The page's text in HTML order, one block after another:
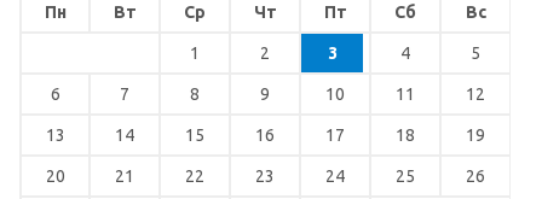
Пн Вт Ср Чт Пт Сб Вс
1 2 3 4 5
6 7 8 9 10 11 12
13 14 15 16 17 18 19
20 21 22 23 24 25 26